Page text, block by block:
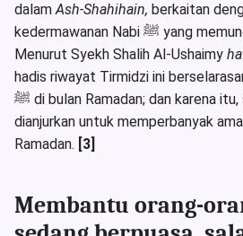
dalamAsh-Shahihain, berkaitan
kedermawanan Nabi ﷺ yang memuncak di bulan Ramadan.
Menurut Syekh Shalih Al-Ushaimy
hadis riwayat Tirmidzi ini
ﷺ di bulan Ramadan; dan karena itu, seorang muslim
dianjurkan untuk memperbanyak
Ramadan. [3]
Membantu orang-